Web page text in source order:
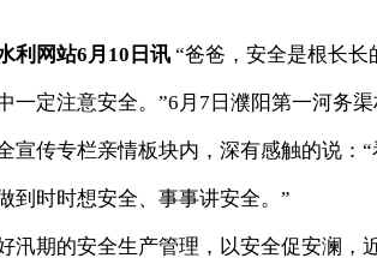
利网站6月10日讯 “爸爸，安全是根长
一定注意安全。”6月7日濮阳第一河务
宣传专栏亲情板块内，深有感触的说：
到时时想安全、事事讲安全。”
期的安全生产管理，以安全促安澜，